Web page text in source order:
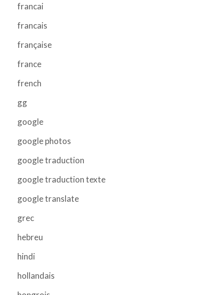
francai
francais
française
france
french
gg
google
google photos
google traduction
google traduction texte
google translate
grec
hebreu
hindi
hollandais